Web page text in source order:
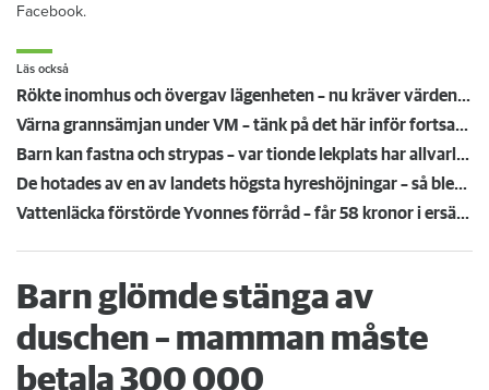
Facebook.
Läs också
Rökte inomhus och övergav lägenheten – nu kräver värden honom på 100 000 kronor
Värna grannsämjan under VM – tänk på det här inför fortsatta nattmatcher
Barn kan fastna och strypas – var tionde lekplats har allvarliga brister
De hotades av en av landets högsta hyreshöjningar – så blev det
Vattenläcka förstörde Yvonnes förråd – får 58 kronor i ersättning: "Provocerande lite!"
Barn glömde stänga av
duschen – mamman måste
betala 300 000